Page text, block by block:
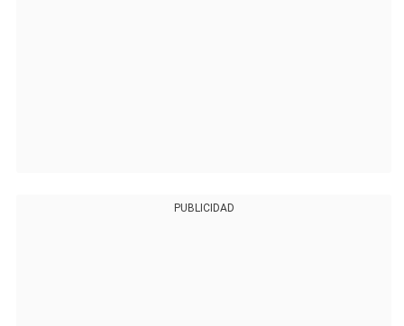
PUBLICIDAD